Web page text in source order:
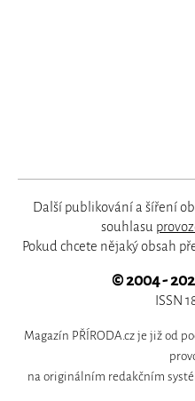
Další publikování a šíření
souhlasu
Pokud chcete nějaký obsah
© 2004 -
ISSN
Magazín PŘÍRODA.cz je již od
na originálním redakčním